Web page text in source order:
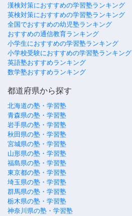
漢検対策におすすめの学習塾ランキング
英検対策におすすめの学習塾ランキング
全国でおすすめの幼児塾ランキング
おすすめの通信教育ランキング
小学生におすすめの学習塾ランキング
小学校受験におすすめの学習塾ランキング
英語塾おすすめランキング
数学塾おすすめランキング
都道府県から探す
北海道の塾・学習塾
青森県の塾・学習塾
岩手県の塾・学習塾
秋田県の塾・学習塾
宮城県の塾・学習塾
山形県の塾・学習塾
福島県の塾・学習塾
東京都の塾・学習塾
埼玉県の塾・学習塾
群馬県の塾・学習塾
栃木県の塾・学習塾
神奈川県の塾・学習塾